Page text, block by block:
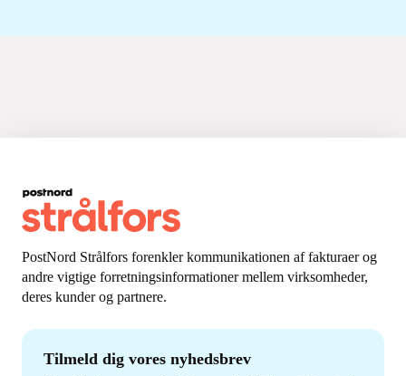
PostNord Strålfors forenkler kommunikationen af fakturaer og
andre vigtige forretningsinformationer mellem virksomheder,
deres kunder og partnere.
Tilmeld dig vores nyhedsbrev